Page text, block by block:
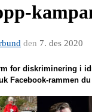
den 7. des 2020
for diskriminering i
Facebook-rammen